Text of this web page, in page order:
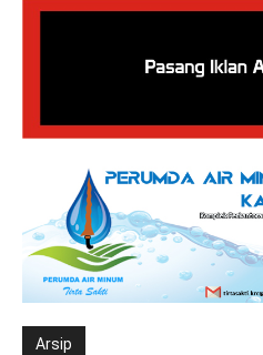
Arsip